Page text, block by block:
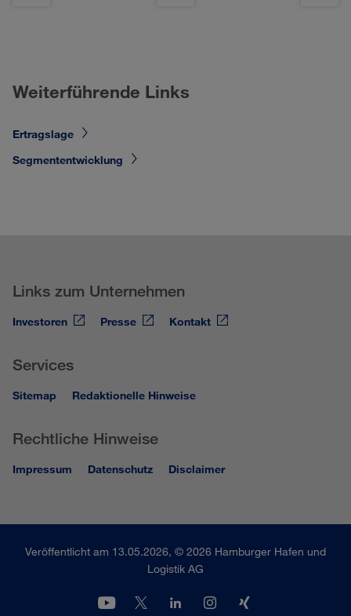
Weiterführende Links
Ertragslage
Segmententwicklung
Links zum Unternehmen
Investoren Presse Kontakt
Services
Sitemap Redaktionelle Hinweise
Rechtliche Hinweise
Impressum Datenschutz Disclaimer
Veröffentlicht am 13.05.2026, © 2026 Hamburger Hafen und
Logistik AG
youtubetwitter linkedininstagram